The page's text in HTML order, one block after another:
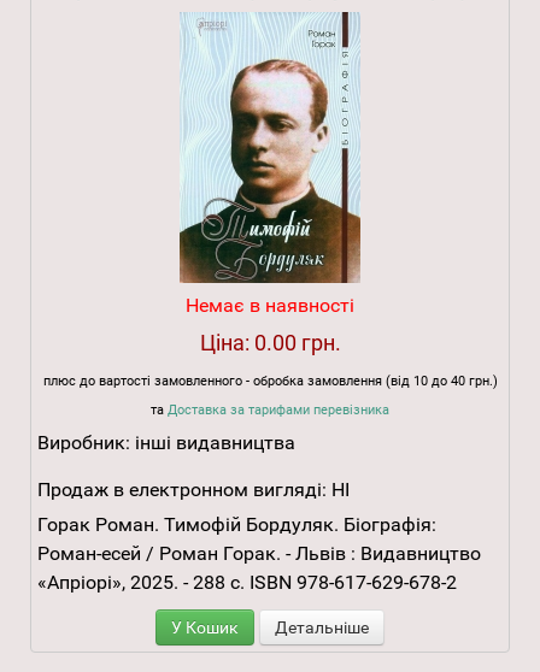
Немає в наявності
Ціна: 0.00 грн.
плюс до вартості замовленного - обробка замовлення (від 10 до 40 грн.)
та Доставка за тарифами перевізника
Виробник: інші видавництва
Продаж в електронном вигляді: НІ
Горак Роман. Тимофій Бордуляк. Біографія:
Роман-есей / Роман Горак. - Львів : Видавництво
«Апріорі», 2025. - 288 с. ISBN 978-617-629-678-2
У Кошик Детальніше